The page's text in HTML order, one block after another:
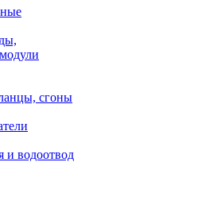
сгоны
и водоотвод